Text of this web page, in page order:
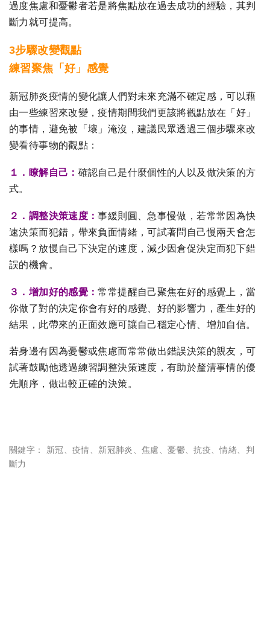
過度焦慮和憂鬱者若是將焦點放在過去成功的經驗，其判
斷力就可提高。
3步驟改變觀點
練習聚焦「好」感覺
新冠肺炎疫情的變化讓人們對未來充滿不確定感，可以藉
由一些練習來改變，疫情期間我們更該將觀點放在「好」
的事情，避免被「壞」淹沒，建議民眾透過三個步驟來改
變看待事物的觀點：
１．瞭解自己： 確認自己是什麼個性的人以及做決策的方
式。
２．調整決策速度：事緩則圓、急事慢做，若常常因為快
速決策而犯錯，帶來負面情緒，可試著問自己慢兩天會怎
樣嗎？放慢自己下決定的速度，減少因倉促決定而犯下錯
誤的機會。
３．增加好的感覺：常常提醒自己聚焦在好的感覺上，當
你做了對的決定你會有好的感覺、好的影響力，產生好的
結果，此帶來的正面效應可讓自己穩定心情、增加自信。
若身邊有因為憂鬱或焦慮而常常做出錯誤決策的親友，可
試著鼓勵他透過練習調整決策速度，有助於釐清事情的優
先順序，做出較正確的決策。
關鍵字： 新冠、 疫情、 新冠肺炎 、 焦慮 、憂鬱、抗疫、情緒、 判
斷力